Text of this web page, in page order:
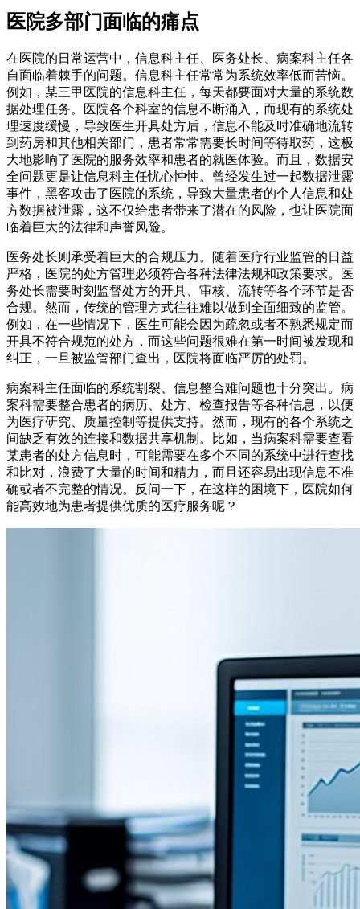
医院多部门面临的痛点
在医院的日常运营中，信息科主任、医务处长、病案科主任各
自面临着棘手的问题。信息科主任常常为系统效率低而苦恼。
例如，某三甲医院的信息科主任，每天都要面对大量的系统数
据处理任务。医院各个科室的信息不断涌入，而现有的系统处
理速度缓慢，导致医生开具处方后，信息不能及时准确地流转
到药房和其他相关部门，患者常常需要长时间等待取药，这极
大地影响了医院的服务效率和患者的就医体验。而且，数据安
全问题更是让信息科主任忧心忡忡。曾经发生过一起数据泄露
事件，黑客攻击了医院的系统，导致大量患者的个人信息和处
方数据被泄露，这不仅给患者带来了潜在的风险，也让医院面
临着巨大的法律和声誉风险。
医务处长则承受着巨大的合规压力。随着医疗行业监管的日益
严格，医院的处方管理必须符合各种法律法规和政策要求。医
务处长需要时刻监督处方的开具、审核、流转等各个环节是否
合规。然而，传统的管理方式往往难以做到全面细致的监管。
例如，在一些情况下，医生可能会因为疏忽或者不熟悉规定而
开具不符合规范的处方，而这些问题很难在第一时间被发现和
纠正，一旦被监管部门查出，医院将面临严厉的处罚。
病案科主任面临的系统割裂、信息整合难问题也十分突出。病
案科需要整合患者的病历、处方、检查报告等各种信息，以便
为医疗研究、质量控制等提供支持。然而，现有的各个系统之
间缺乏有效的连接和数据共享机制。比如，当病案科需要查看
某患者的处方信息时，可能需要在多个不同的系统中进行查找
和比对，浪费了大量的时间和精力，而且还容易出现信息不准
确或者不完整的情况。反问一下，在这样的困境下，医院如何
能高效地为患者提供优质的医疗服务呢？